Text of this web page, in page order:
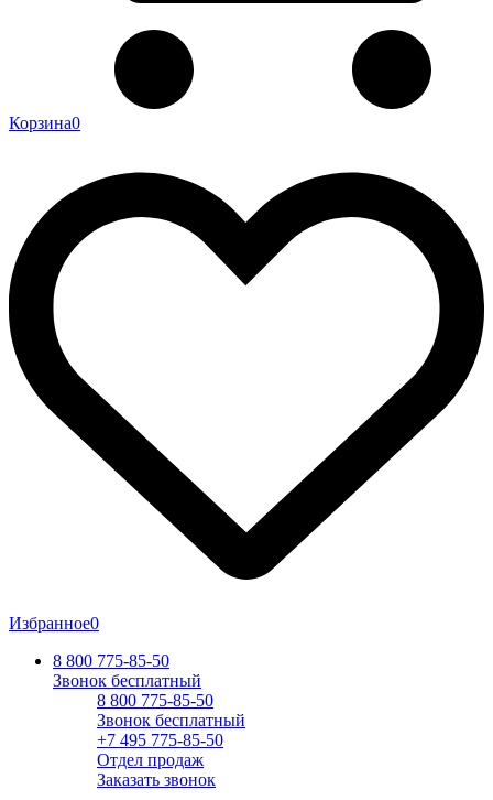
Корзина0
Избранное0
8 800 775-85-50
Звонок бесплатный
8 800 775-85-50
Звонок бесплатный
+7 495 775-85-50
Отдел продаж
Заказать звонок